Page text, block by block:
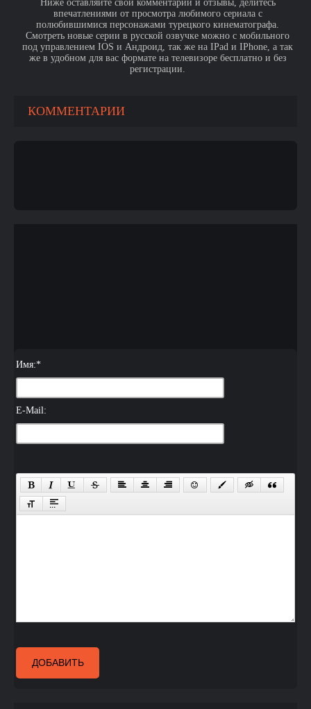
Ниже оставляйте свои комментарии и отзывы, делитесь
впечатлениями от просмотра любимого сериала с
полюбившимися персонажами турецкого кинематографа.
Смотреть новые серии в русской озвучке можно с мобильного
под управлением IOS и Андроид, так же на IPad и IPhone, а так
же в удобном для вас формате на телевизоре бесплатно и без
регистрации.
КОММЕНТАРИИ
Имя:*
E-Mail:
ДОБАВИТЬ